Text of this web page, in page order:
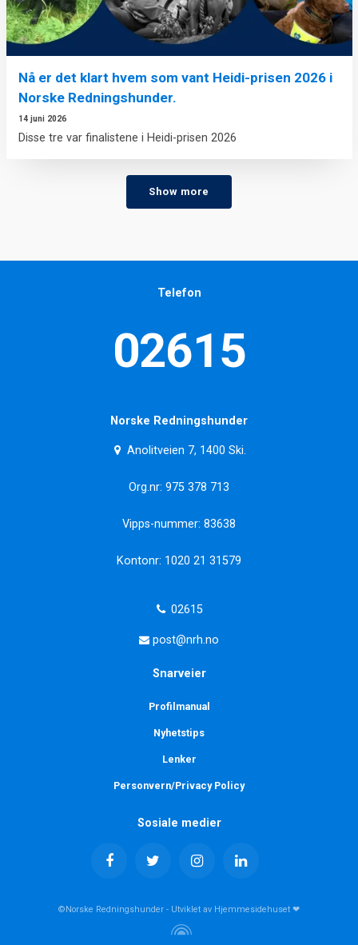
Nå er det klart hvem som vant Heidi-prisen 2026 i
Norske Redningshunder.
14 juni 2026
Disse tre var finalistene i Heidi-prisen 2026
Show more
Telefon
02615
Norske Redningshunder
Anolitveien 7, 1400 Ski.
Org.nr: 975 378 713
Vipps-nummer: 83638
Kontonr: 1020 21 31579
02615
post@nrh.no
Snarveier
Profilmanual
Nyhetstips
Lenker
Personvern/Privacy Policy
Sosiale medier
©Norske Redningshunder - Utviklet av Hjemmesidehuset ❤